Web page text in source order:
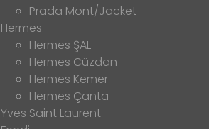
Prada Mont/Jacket
Hermes
Hermes ŞAL
Hermes Cüzdan
Hermes Kemer
Hermes Çanta
Yves Saint Laurent